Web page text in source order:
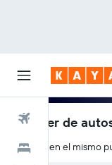
Vuelos
Hoteles
Alquiler de
Entrega en el mismo